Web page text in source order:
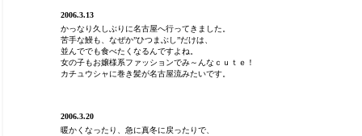
2006.3.13
かっなり久しぶりに名古屋へ行ってきました。
苦手な鰻も、なぜか”ひつまぶし”だけは、
並んででも食べたくなるんですよね。
女の子もお嬢様系ファッションでみ～んなｃｕｔｅ！
カチュウシャに巻き髪が名古屋流みたいです。
2006.3.20
暖かくなったり、急に真冬に戻ったりで、